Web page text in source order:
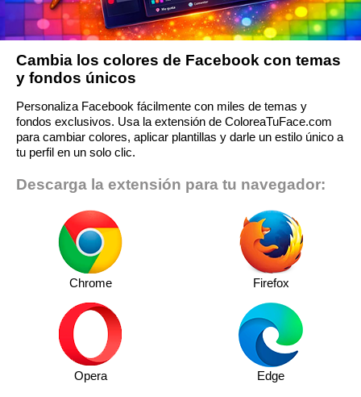
Cambia los colores de Facebook con temas
y fondos únicos
Personaliza Facebook fácilmente con miles de temas y
fondos exclusivos. Usa la extensión de ColoreaTuFace.com
para cambiar colores, aplicar plantillas y darle un estilo único a
tu perfil en un solo clic.
Descarga la extensión para tu navegador:
Chrome Firefox
Opera Edge